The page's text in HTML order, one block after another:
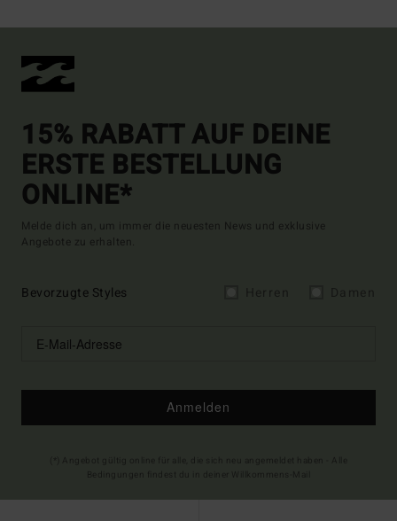
15% RABATT AUF DEINE
ERSTE BESTELLUNG
ONLINE*
Melde dich an, um immer die neuesten News und exklusive
Angebote zu erhalten.
Bevorzugte Styles
Anmelden